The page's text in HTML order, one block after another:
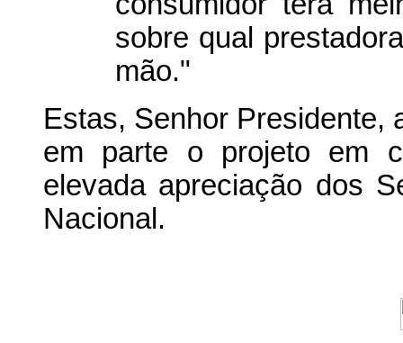
sobre qual
mão."
Estas, Senhor Presidente,
em parte o projeto em
elevada apreciação dos
Nacional.